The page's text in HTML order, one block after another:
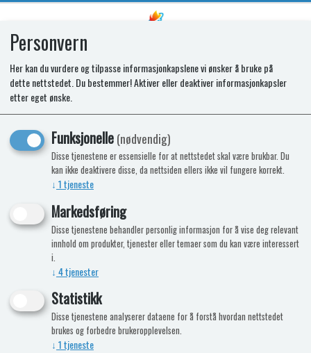
SR BURNER ASSEMBLY LP15 US
Personvern
Her kan du vurdere og tilpasse informasjonkapslene vi ønsker å bruke på
dette nettstedet. Du bestemmer! Aktiver eller deaktiver informasjonkapsler
etter eget ønske.
Funksjonelle(nødvendig)
Disse tjenestene er essensielle for at nettstedet skal være brukbar. Du
kan ikke deaktivere disse, da nettsiden ellers ikke vil fungere korrekt.
↓ 1tjeneste
Markedsføring
Disse tjenestene behandler personlig informasjon for å vise deg relevant
innhold om produkter, tjenester eller temaer som du kan være interessert
i.
↓ 4tjenester
Statistikk
Disse tjenestene analyserer dataene for å forstå hvordan nettstedet
brukes og forbedre brukeropplevelsen.
↓ 1tjeneste